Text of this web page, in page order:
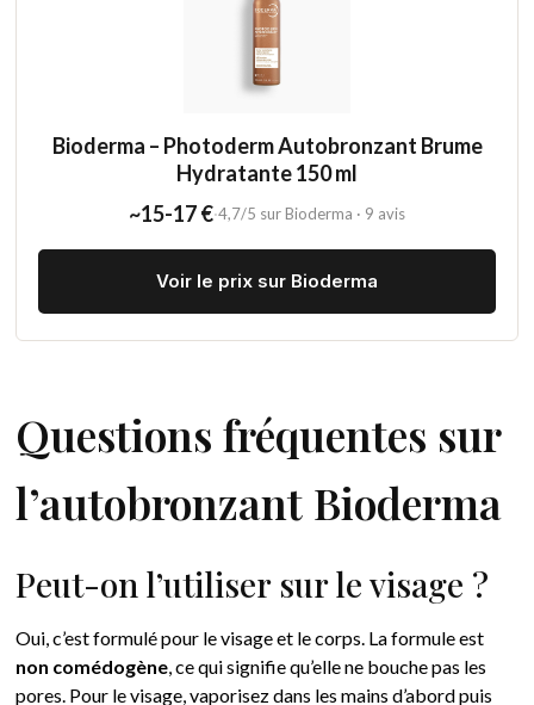
Bioderma – Photoderm Autobronzant Brume
Hydratante 150 ml
~15-17 €·4,7/5 sur Bioderma · 9 avis
Voir le prix sur Bioderma
Questions fréquentes sur
l’autobronzant Bioderma
Peut-on l’utiliser sur le visage ?
Oui, c’est formulé pour le visage et le corps. La formule est
non comédogène, ce qui signifie qu’elle ne bouche pas les
pores. Pour le visage, vaporisez dans les mains d’abord puis